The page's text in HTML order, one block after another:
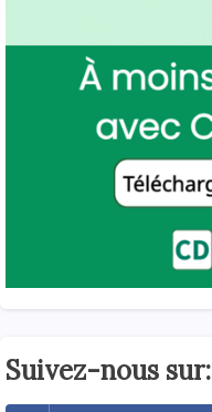
Suivez-nous sur: